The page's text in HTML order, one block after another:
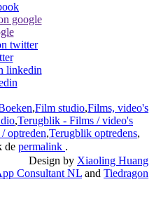
,Film studio,Films, video's
,Terugblik - Films / video's
optreden,Terugblik optredens,
de permalink .
Design by Xiaoling Huang
Consultant NL and Tiedragon